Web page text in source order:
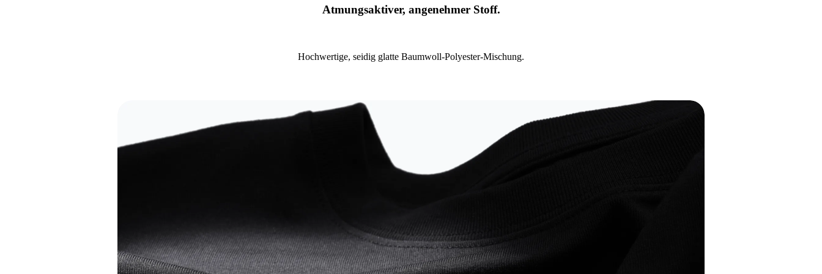
Atmungsaktiver, angenehmer Stoff.
Hochwertige, seidig glatte Baumwoll-Polyester-Mischung.